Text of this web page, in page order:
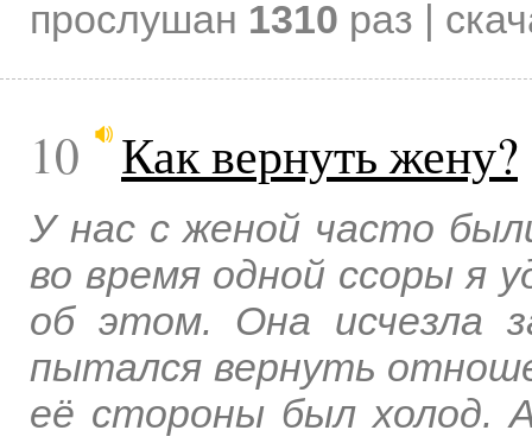
прослушан 1310 раз |
10 Как вернуть жену?
У нас с женой часто
во время одной ссоры я
об этом. Она исчезла
пытался вернуть
её стороны был холод.